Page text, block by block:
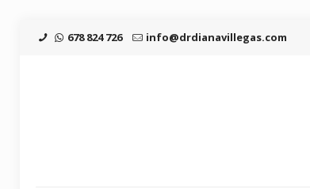
678 824 726 info@drdianavillegas.com